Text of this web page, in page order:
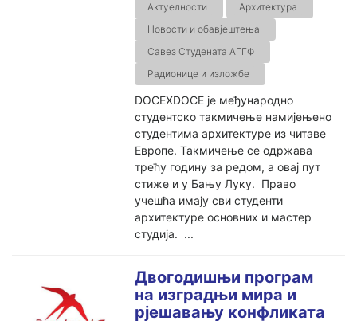
Актуелности
Архитектура
Новости и обавјештења
Савез Студената АГГФ
Радионице и изложбе
DOCEXDOCE је међународно
студентско такмичење намијењено
студентима архитектуре из читаве
Европе. Такмичење се одржава
трећу годину за редом, а овај пут
стиже и у Бању Луку. Право
учешћа имају сви студенти
архитектуре основних и мастер
студија. ...
Двогодишњи програм
на изградњи мира и
рјешавању конфликата